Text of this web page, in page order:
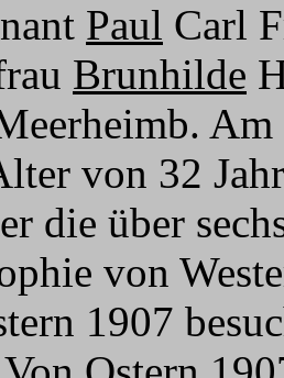
Paul Carl
Brunhilde
Am
von 32
die über
von
1907